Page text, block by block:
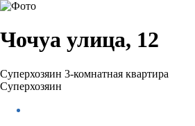
Чочуа улица, 12
Суперхозяин 3-комнатная квартира
Суперхозяин